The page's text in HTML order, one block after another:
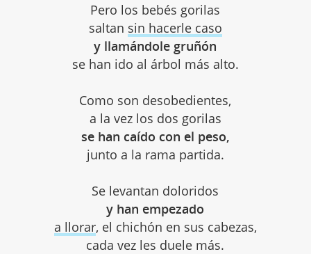
Pero los bebés gorilas
saltan sin hacerle caso
y llamándole gruñón
se han ido al árbol más alto.
Como son desobedientes,
a la vez los dos gorilas
se han caído con el peso,
junto a la rama partida.
Se levantan doloridos
y han empezado
a llorar, el chichón en sus cabezas,
cada vez les duele más.